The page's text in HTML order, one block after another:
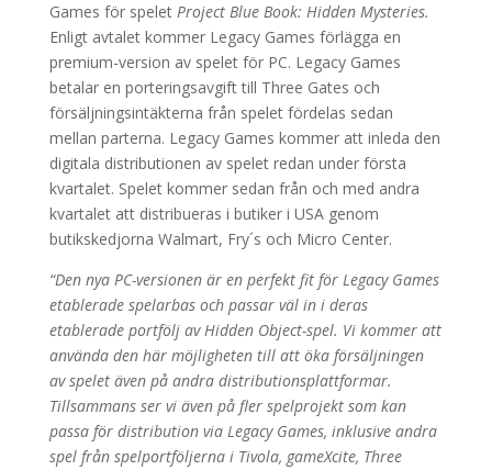
Games för spelet Project Blue Book: Hidden Mysteries.
Enligt avtalet kommer Legacy Games förlägga en
premium-version av spelet för PC. Legacy Games
betalar en porteringsavgift till Three Gates och
försäljningsintäkterna från spelet fördelas sedan
mellan parterna. Legacy Games kommer att inleda den
digitala distributionen av spelet redan under första
kvartalet. Spelet kommer sedan från och med andra
kvartalet att distribueras i butiker i USA genom
butikskedjorna Walmart, Fry´s och Micro Center.
“Den nya PC-versionen är en perfekt fit för Legacy Games
etablerade spelarbas och passar väl in i deras
etablerade portfölj av Hidden Object-spel. Vi kommer att
använda den här möjligheten till att öka försäljningen
av spelet även på andra distributionsplattformar.
Tillsammans ser vi även på fler spelprojekt som kan
passa för distribution via Legacy Games, inklusive andra
spel från spelportföljerna i Tivola, gameXcite, Three